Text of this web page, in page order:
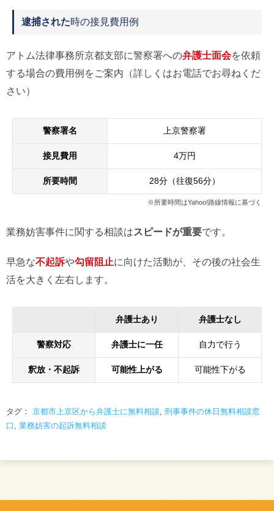
逮捕された時の接見費用例
アトム法律事務所京都支部に警察署への弁護士面会を依頼
する場合の費用例をご案内（詳しくはお電話でお尋ねくだ
さい）
警察署名 上京警察署
接見費用 4万円
所要時間 28分（往復56分）
※所要時間はYahoo!路線情報に基づく
業務妨害事件に関する相談はスピードが重要です。
早急な不起訴や勾留阻止に向けた活動が、その後の社会生
活を大きく左右します。
弁護士あり 弁護士なし
警察対応 弁護士に一任 自力で行う
釈放・不起訴 可能性上がる 可能性下がる
タグ： 京都市上京区から弁護士に無料相談, 刑事事件の休日無料相談窓
口 , 業務妨害の起訴無料相談